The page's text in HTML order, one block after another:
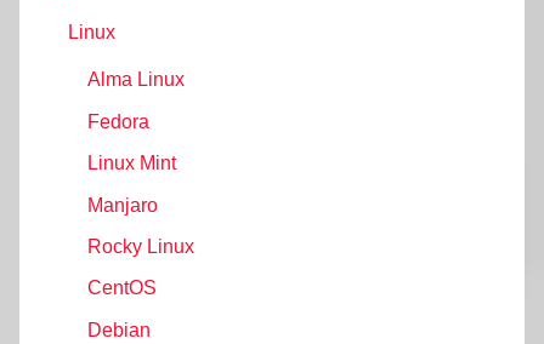
Linux
Alma Linux
Fedora
Linux Mint
Manjaro
Rocky Linux
CentOS
Debian